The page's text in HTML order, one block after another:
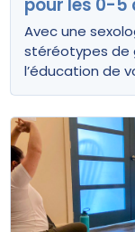
Avec une
stéréotypes de
l’éducation de